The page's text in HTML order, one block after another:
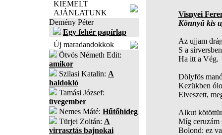
KIEMELT
AJÁNLATUNK
Demény Péter
Egy fehér papírlap
Új maradandokkok
Ötvös Németh Edit:
amikor
Szilasi Katalin: A
haldokló
Tamási József:
üvegember
Nemes Máté: Hűtőhideg
Türjei Zoltán: A
virrasztás bajnokai
Visnyei
Könnyû kis
Az ujjam
S a
Ha itt a Vég.
Dölyfös
Kezükben
Elveszett,
Alkut
Míg ceruzám
Bolond: ez